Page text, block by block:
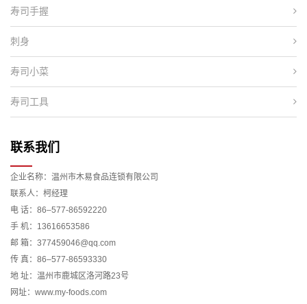
寿司手握
刺身
寿司小菜
寿司工具
联系我们
企业名称：温州市木易食品连锁有限公司
联系人：柯经理
电 话：86–577-86592220
手 机：13616653586
邮 箱：377459046@qq.com
传 真：86–577-86593330
地 址：温州市鹿城区洛河路23号
网址：www.my-foods.com